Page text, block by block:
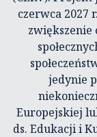
czerwca 2027
zwiększenie
jedynie
Europejskiej
ds. Edukacji i